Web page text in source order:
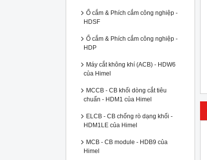
Ổ cắm & Phích cắm công nghiệp -
HDSF
Ổ cắm & Phích cắm công nghiệp -
HDP
Máy cắt không khí (ACB) - HDW6
của Himel
MCCB - CB khối dòng cắt tiêu
chuẩn - HDM1 của Himel
ELCB - CB chống rò dạng khối -
HDM1LE của Himel
MCB - CB module - HDB9 của
Himel